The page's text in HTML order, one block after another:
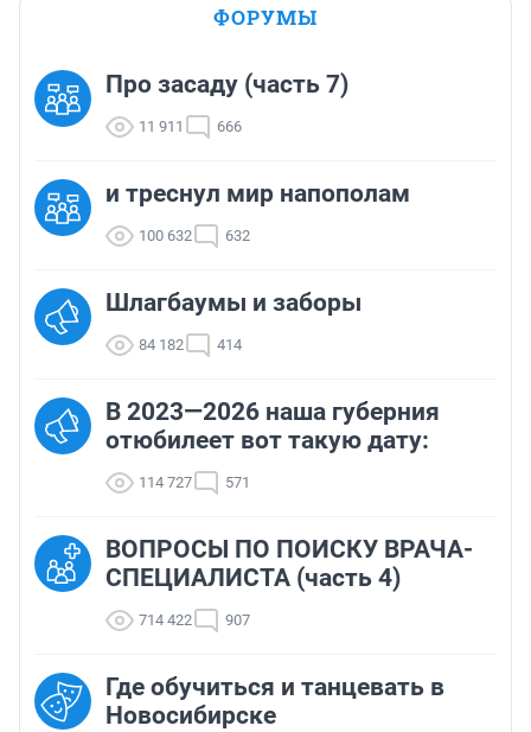
ФОРУМЫ
Про засаду (часть 7)
11 911 666
и треснул мир напополам
100 632 632
Шлагбаумы и заборы
84 182 414
В 2023—2026 наша губерния
отюбилеет вот такую дату:
114 727 571
ВОПРОСЫ ПО ПОИСКУ ВРАЧА-
СПЕЦИАЛИСТА (часть 4)
714 422 907
Где обучиться и танцевать в
Новосибирске